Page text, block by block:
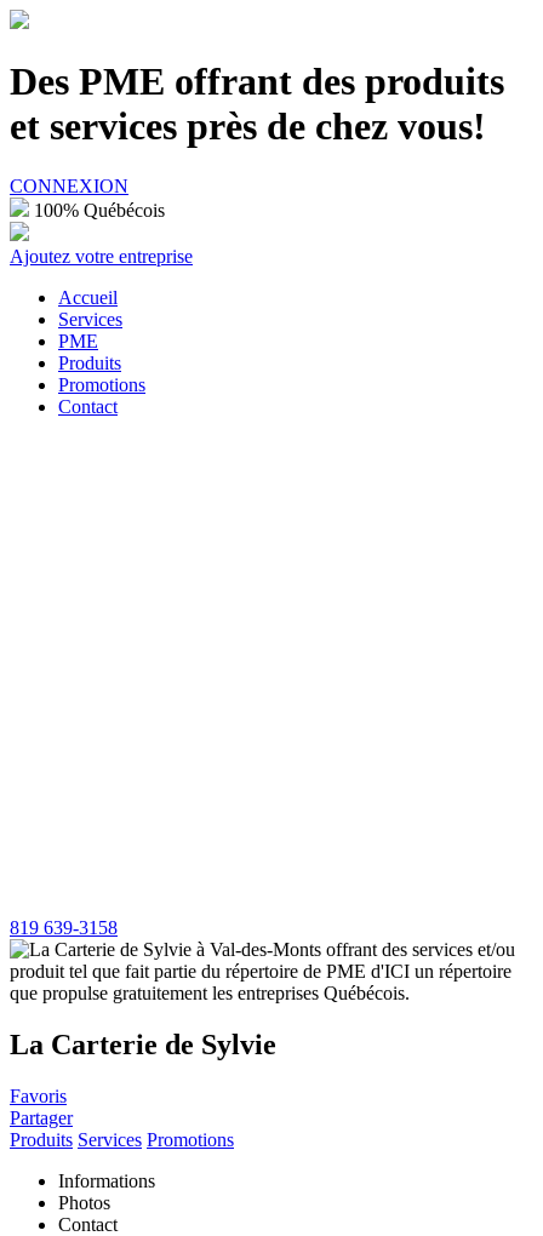
Des PME offrant des produits
et services près de chez vous!
CONNEXION
100% Québécois
Ajoutez votre entreprise
Accueil
Services
PME
Produits
Promotions
Contact
819 639-3158
La Carterie de Sylvie
Favoris
Partager
Produits Services Promotions
Informations
Photos
Contact